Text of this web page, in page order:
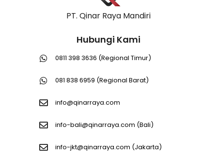
PT. Qinar Raya Mandiri
Hubungi Kami
0811 398 3636 (Regional Timur)
081 838 6959 (Regional Barat)
info@qinarraya.com
info-bali@qinarraya.com (Bali)
info-jkt@qinarraya.com (Jakarta)